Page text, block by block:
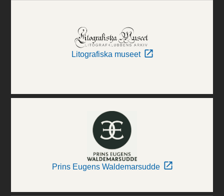
Litografiska museet
Prins Eugens Waldemarsudde